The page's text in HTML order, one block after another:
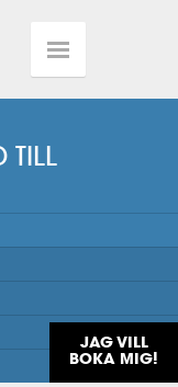
TILL
JAG VILL
BOKA MIG!